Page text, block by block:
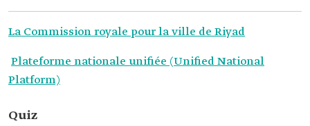
La Commission royale pour la ville de Riyad
Plateforme nationale unifiée (Unified National
Platform)
Quiz